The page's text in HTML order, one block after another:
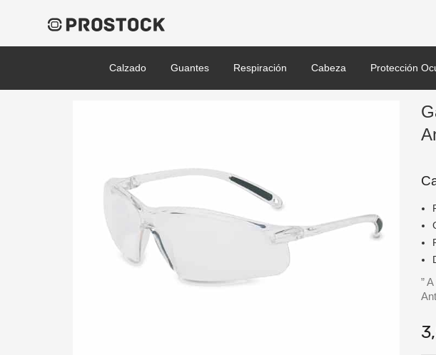
Calzado Guantes Respiración Cabeza Protección
”